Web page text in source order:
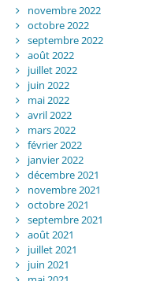
novembre 2022
octobre 2022
septembre 2022
août 2022
juillet 2022
juin 2022
mai 2022
avril 2022
mars 2022
février 2022
janvier 2022
décembre 2021
novembre 2021
octobre 2021
septembre 2021
août 2021
juillet 2021
juin 2021